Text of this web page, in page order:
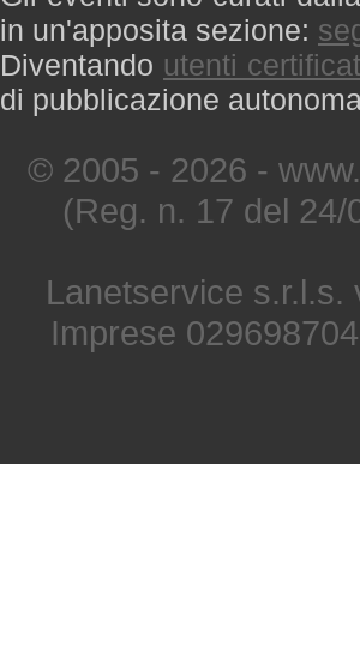
in un'apposita sezione:
Diventando utenti
di pubblicazione
© 2005 - 2026 -
(Reg. n. 17 del
Lanetservice s.r.l.s.
Imprese